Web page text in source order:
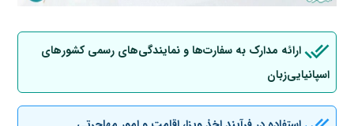
ارائه مدارک به سفارت‌ها و نمایندگی‌های رسمی کشورهای
اسپانیایی‌زبان